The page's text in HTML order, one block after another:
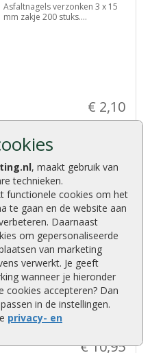
, maakt gebruik van
technieken.
functionele cookies om het
te gaan en de website aan
Daarnaast
om gepersonaliseerde
van marketing
verwerkt. Je geeft
wanneer je hieronder
cookies accepteren? Dan
in de instellingen.
privacy- en
Asfaltnagels verzonken 3 x 15
mm zakje 200 stuks....
€ 2,10
Tuinhuisset 1 (800
dakplankspijkers + 200
asfaltnagels)
Tuinhuisset 1 (800
dakplankspijkers + 200
asfaltnagels)....
€ 10,95